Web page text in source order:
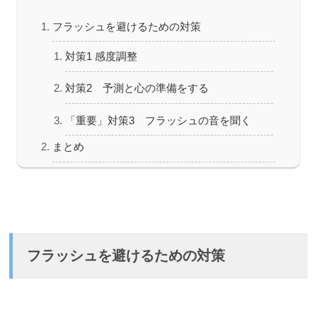
フラッシュを避けるための対策
対策1 感度調整
対策2 予測と心の準備をする
「重要」対策3 フラッシュの音を聞く
まとめ
フラッシュを避けるための対策